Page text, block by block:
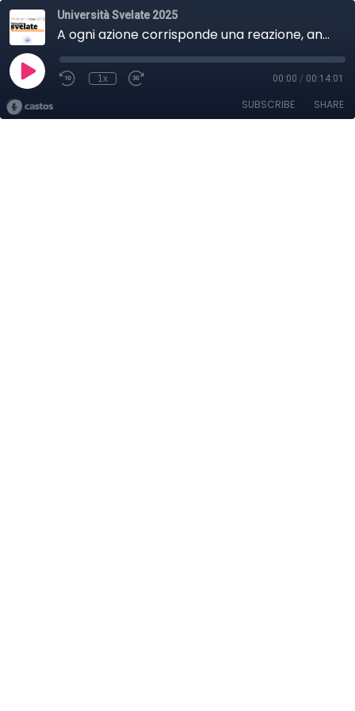
Università Svelate 2025
A ogni azione corrisponde una reazione, anche nel mondo animale
1x 00:00 / 00:14:01
SUBSCRIBE SHARE